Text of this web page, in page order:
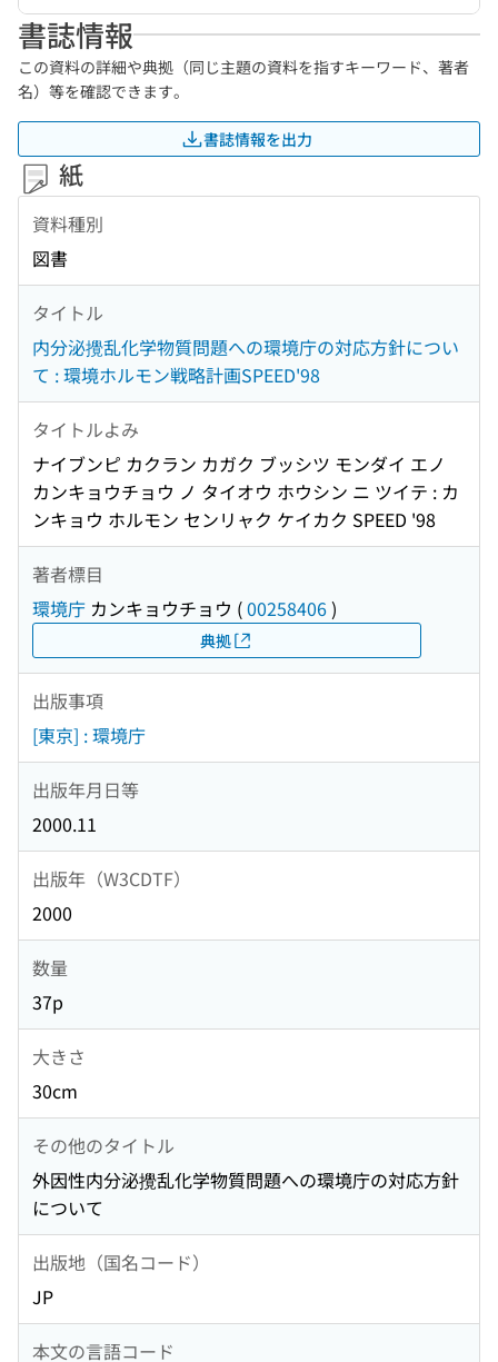
書誌情報
この資料の詳細や典拠（同じ主題の資料を指すキーワード、著者
名）等を確認できます。
書誌情報を出力
紙
資料種別
図書
タイトル
内分泌攪乱化学物質問題への環境庁の対応方針につい
て : 環境ホルモン戦略計画SPEED'98
タイトルよみ
ナイブンピ カクラン カガク ブッシツ モンダイ エノ
カンキョウチョウ ノ タイオウ ホウシン ニ ツイテ : カ
ンキョウ ホルモン センリャク ケイカク SPEED '98
著者標目
環境庁 カンキョウチョウ (00258406)
典拠
出版事項
[東京] : 環境庁
出版年月日等
2000.11
出版年（W3CDTF）
2000
数量
37p
大きさ
30cm
その他のタイトル
外因性内分泌攪乱化学物質問題への環境庁の対応方針
について
出版地（国名コード）
JP
本文の言語コード